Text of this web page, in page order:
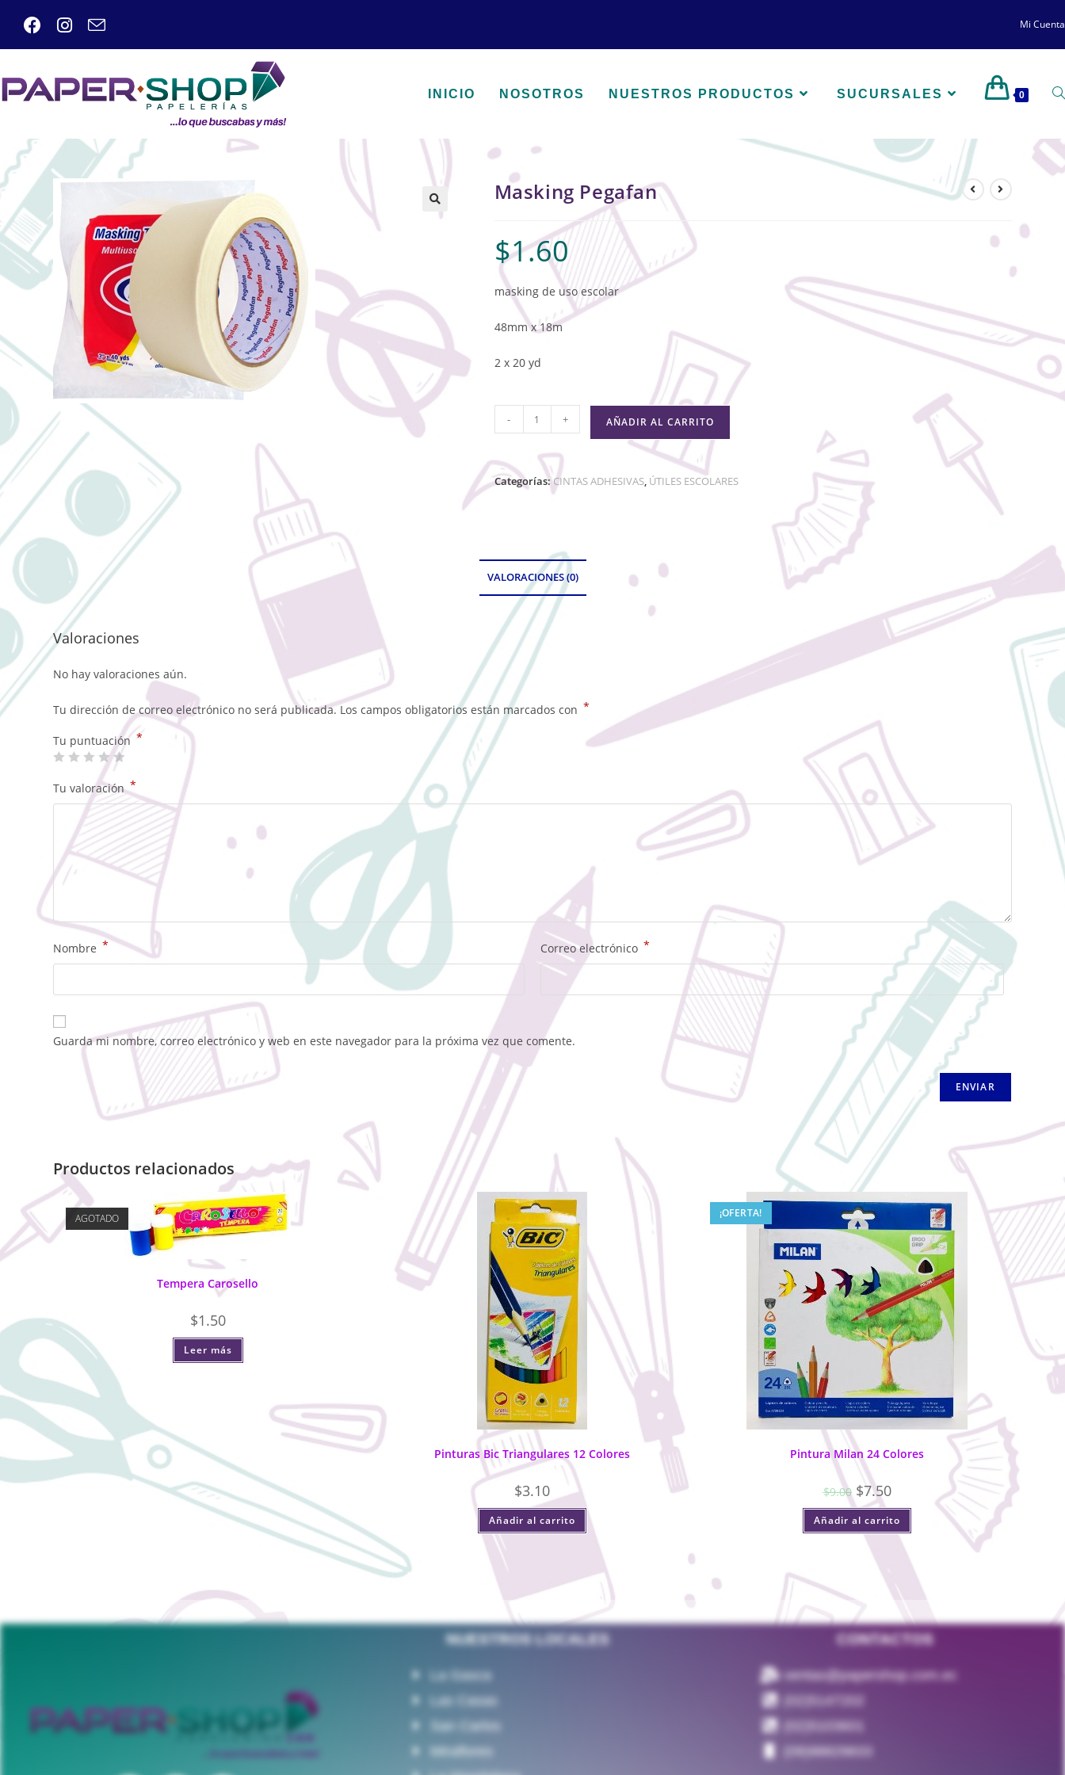
Mi Cuenta
INICIO NOSOTROS NUESTROS PRODUCTOS SUCURSALES 0
🔍
Masking Pegafan
$1.60
masking de uso escolar
48mm x 18m
2 x 20 yd
- + AÑADIR AL CARRITO
Categorías:CINTAS ADHESIVAS, ÚTILES ESCOLARES
VALORACIONES (0)
Valoraciones
No hay valoraciones aún.
Tu dirección de correo electrónico no será publicada. Los campos obligatorios están marcados con *
Tu puntuación *
Tu valoración*
Nombre * Correo electrónico *
Guarda mi nombre, correo electrónico y web en este navegador para la próxima vez que comente.
Productos relacionados
AGOTADO
Tempera Carosello
$1.50
Leer más
Pinturas Bic Triangulares 12 Colores
$3.10
Añadir al carrito
¡OFERTA!
Pintura Milan 24 Colores
$9.00 $7.50
Añadir al carrito
NUESTROS LOCALES
La Gasca
Las Casas
San Carlos
Miraflores
CONTACTOS
ventas@papershop.com.ec
(02)5147202
(02)5103601
(09)98829833